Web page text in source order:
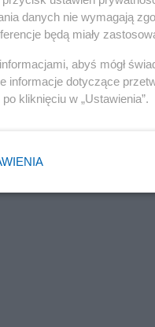
danych nie wymagają
będą miały
abyś mógł
informacje dotyczące
kliknięciu w „Ustawienia”.